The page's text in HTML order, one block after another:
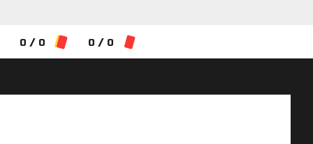
0 / 0 0 / 0